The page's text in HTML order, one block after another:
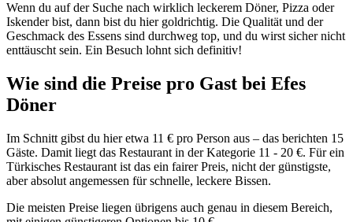
Wenn du auf der Suche nach wirklich leckerem Döner, Pizza oder
Iskender bist, dann bist du hier goldrichtig. Die Qualität und der
Geschmack des Essens sind durchweg top, und du wirst sicher nicht
enttäuscht sein. Ein Besuch lohnt sich definitiv!
Wie sind die Preise pro Gast bei Efes
Döner
Im Schnitt gibst du hier etwa 11 € pro Person aus – das berichten 15
Gäste. Damit liegt das Restaurant in der Kategorie 11 - 20 €. Für ein
Türkisches Restaurant ist das ein fairer Preis, nicht der günstigste,
aber absolut angemessen für schnelle, leckere Bissen.
Die meisten Preise liegen übrigens auch genau in diesem Bereich,